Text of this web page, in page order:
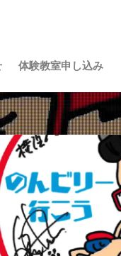
体験教室申し込み